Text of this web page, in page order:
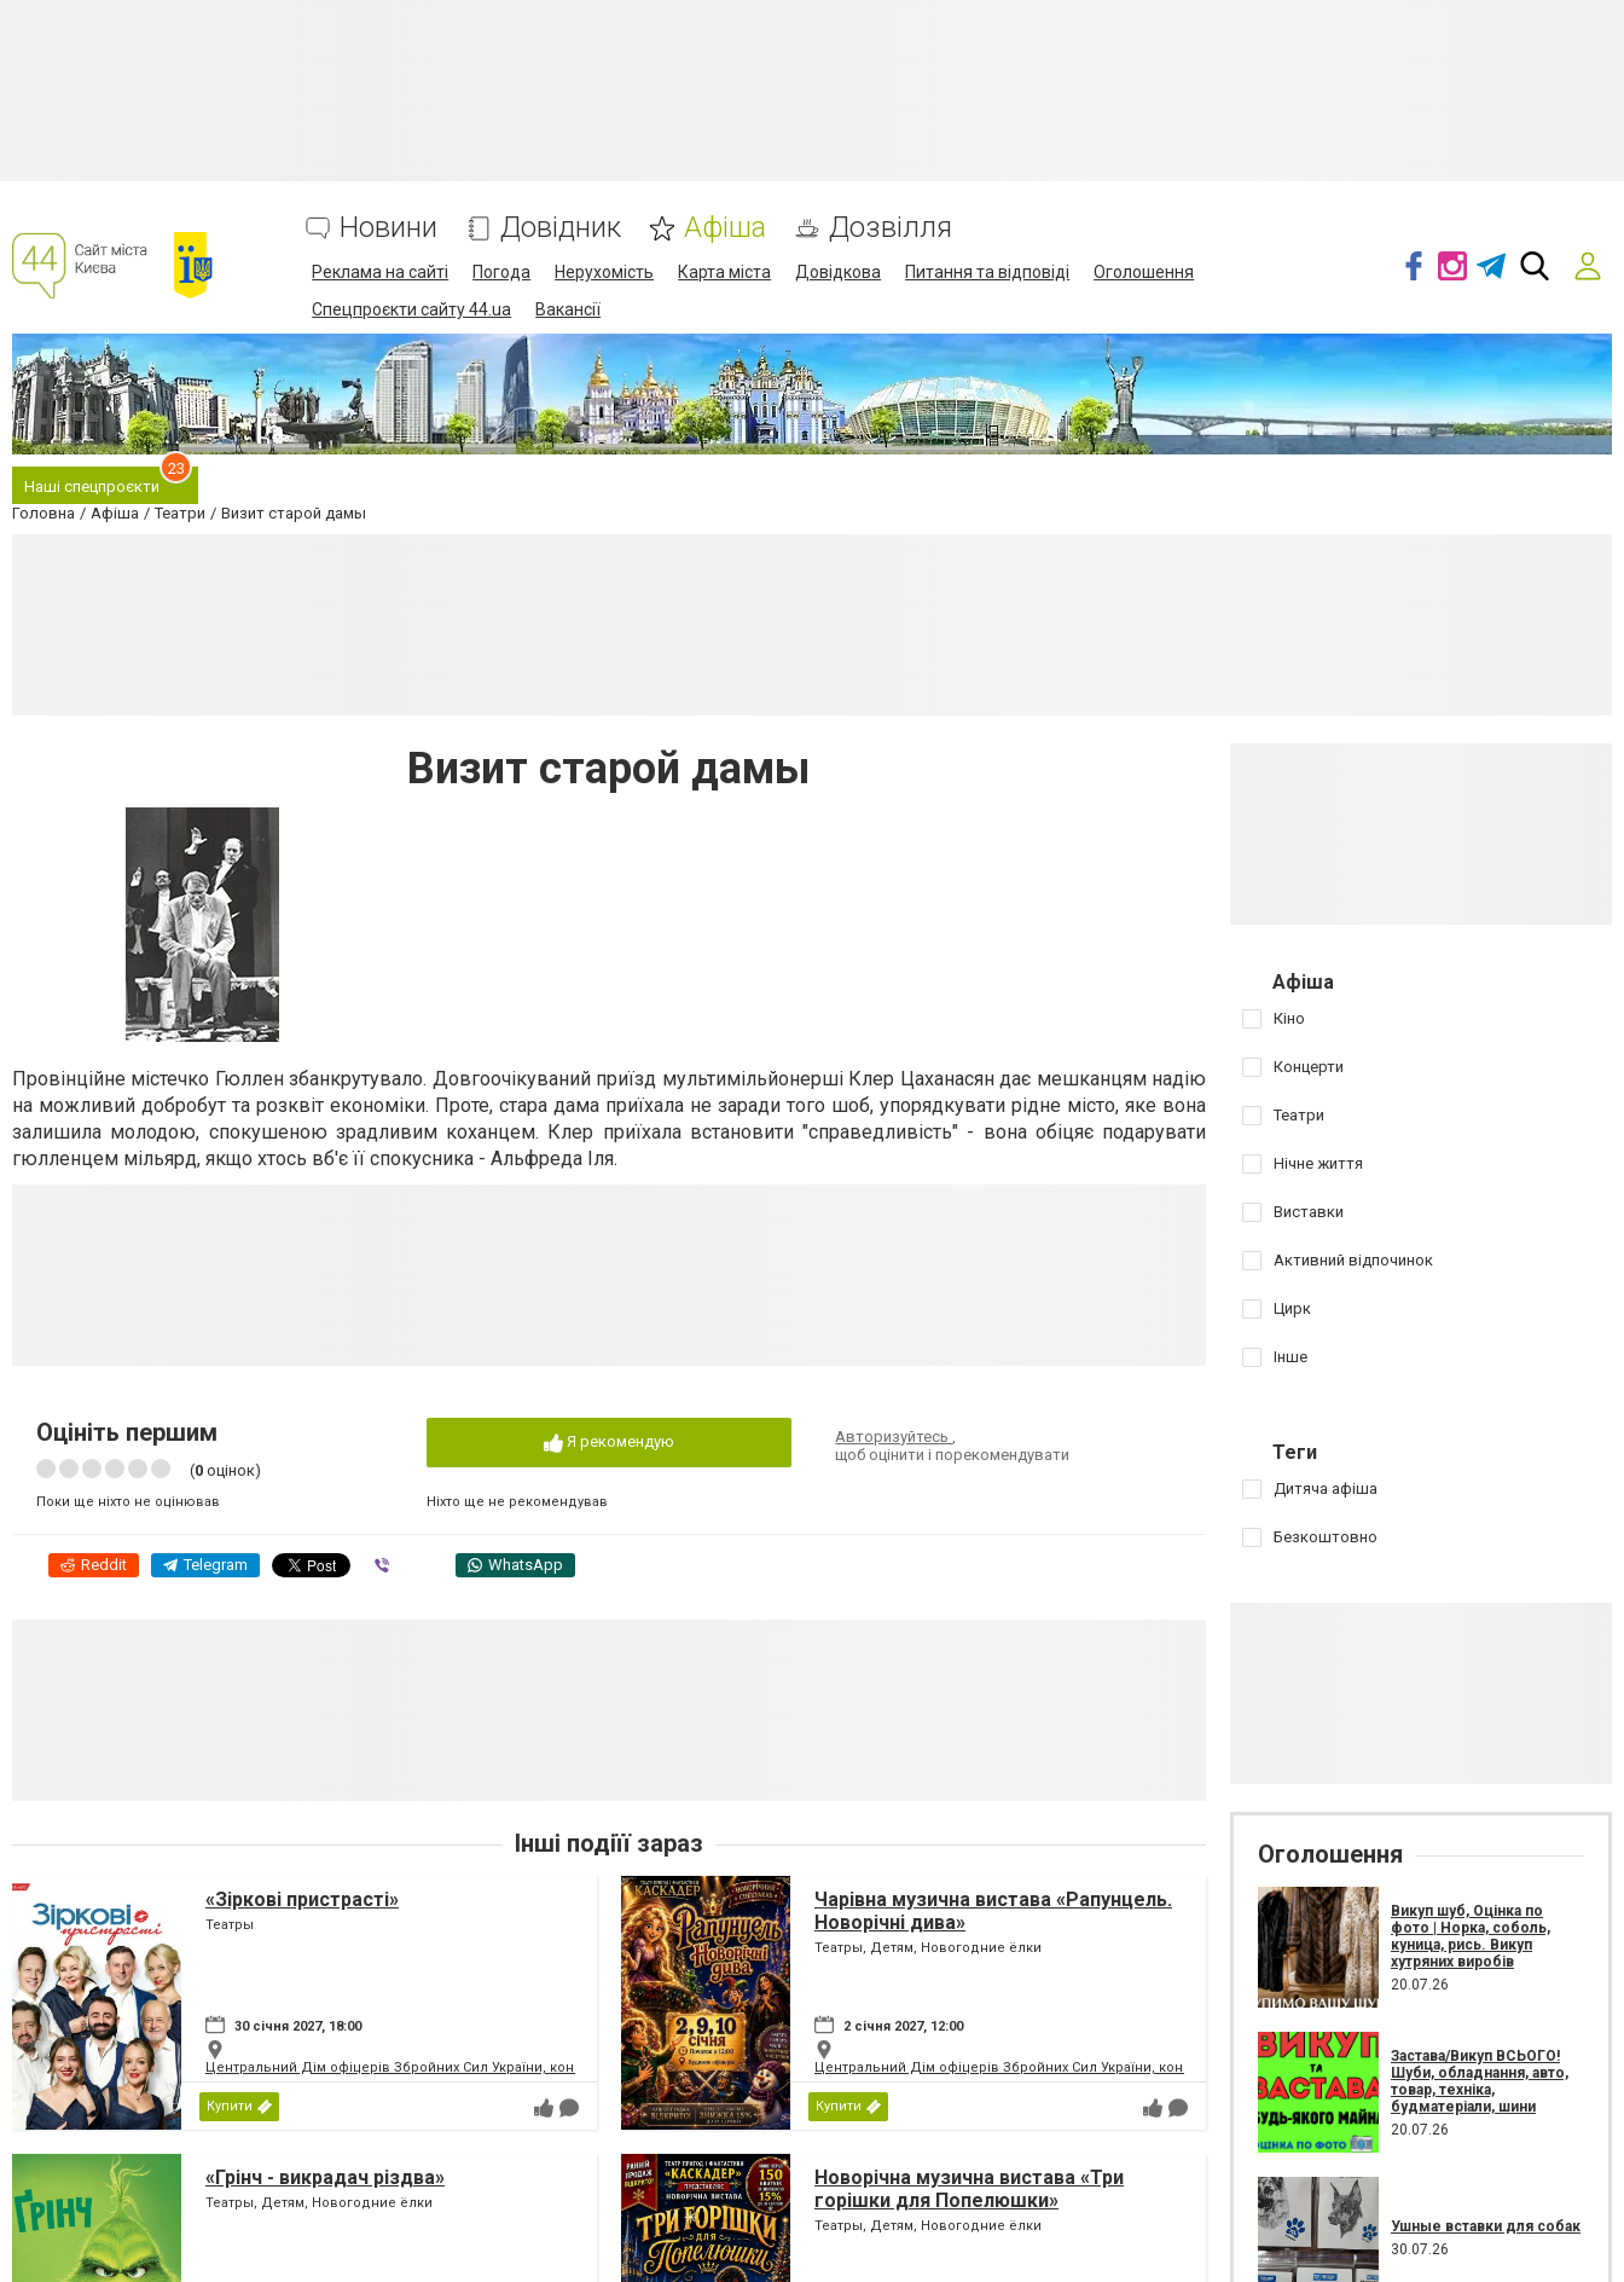
Новини Довідник Афіша Дозвілля
Реклама на сайті Погода Нерухомість Карта міста Довідкова Питання та відповіді
Оголошення
Спецпроєкти сайту 44.ua
Вакансії
Наші спецпроєкти
23
Головна Афіша Театри Визит старой дамы
Визит старой дамы
Провінційне містечко Гюллен збанкрутувало. Довгоочікуваний приїзд мультимільйонерші Клер Цаханасян дає мешканцям надію
на можливий добробут та розквіт економіки. Проте, стара дама приїхала не заради того шоб, упорядкувати рідне місто, яке вона
залишила молодою, спокушеною зрадливим коханцем. Клер приїхала встановити "справедливість" - вона обіцяє подарувати
гюлленцем мільярд, якщо хтось вб'є її спокусника - Альфреда Іля.
Оцініть першим
(0 оцінок)
Поки ще ніхто не оцінював
Я рекомендую
Ніхто ще не рекомендував
Авторизуйтесь,
щоб оцінити і порекомендувати
Reddit Telegram WhatsApp
Інші подіїї зараз
«Зіркові пристрасті»
Театры
30 січня 2027, 18:00
Центральний Дім офіцерів Збройних Сил України, концертний зал
Купити
Чарівна музична вистава «Рапунцель.
Новорічні дива»
Театры, Детям, Новогодние ёлки
2 січня 2027, 12:00
Центральний Дім офіцерів Збройних Сил України, концертний зал
Купити
«Грінч - викрадач різдва»
Театры, Детям, Новогодние ёлки
Новорічна музична вистава «Три
горішки для Попелюшки»
Театры, Детям, Новогодние ёлки
Афіша
Кіно
Концерти
Театри
Нічне життя
Виставки
Активний відпочинок
Цирк
Інше
Теги
Дитяча афіша
Безкоштовно
Оголошення
Викуп шуб, Оцінка по
фото | Норка, соболь,
куница, рись. Викуп
хутряних виробів
20.07.26
Застава/Викуп ВСЬОГО!
Шуби, обладнання, авто,
товар, техніка,
будматеріали, шини
20.07.26
Ушные вставки для собак
30.07.26